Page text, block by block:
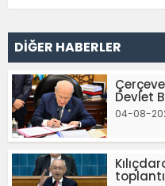
DİĞER HABERLER
Devlet
04-08-